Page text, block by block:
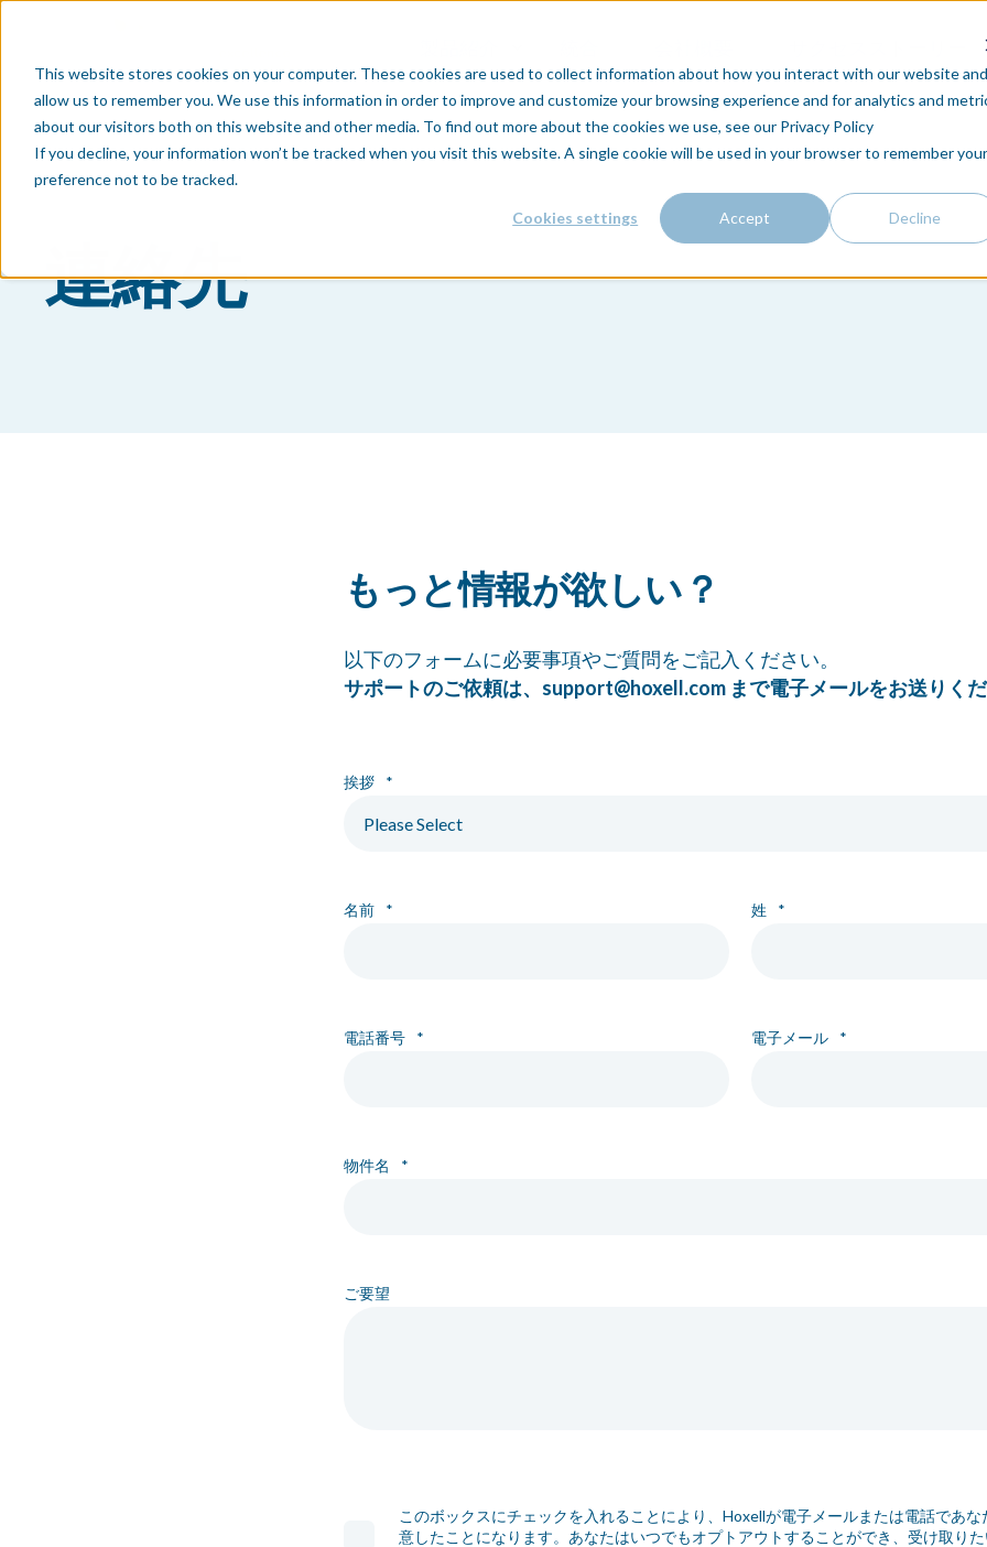
This website stores cookies on your computer. These cookies are used to collect information about how you interact with our website and
allow us to remember you. We use this information in order to improve and customize your browsing experience and for analytics and
about our visitors both on this website and other media. To find out more about the cookies we use, see our Privacy Policy
If you decline, your information won’t be tracked when you visit this website. A single cookie will be used in your browser to remember your
preference not to be tracked.
Cookies settings Accept Decline
連絡先
もっと情報が欲しい？
以下のフォームに必要事項やご質問をご記入ください。
サポートのご依頼は、 support@hoxell.com まで電子メールをお送りく
挨拶 *
名前 * 姓 *
電話番号 * 電子メール *
物件名 *
ご要望
このボックスにチェックを入れることにより、Hoxellが電子メールまたは電話であ
意したことになります。あなたはいつでもオプトアウトすることができ、受け取り